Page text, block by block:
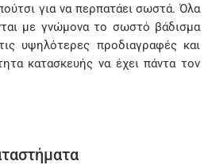
για να περπατάει σωστά. Όλα
με γνώμονα το σωστό βάδισμα
υψηλότερες προδιαγραφές και
κατασκευής να έχει πάντα τον